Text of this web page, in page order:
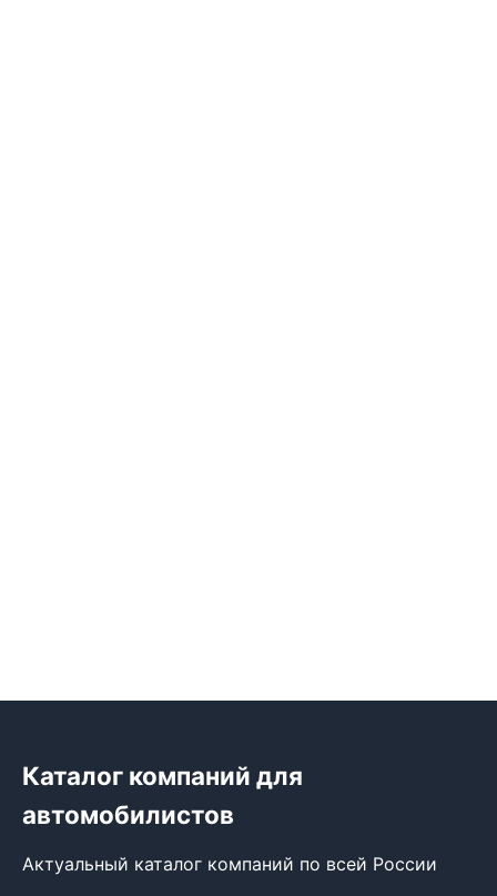
Каталог компаний для
автомобилистов
Актуальный каталог компаний по всей России